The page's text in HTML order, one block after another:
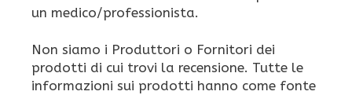
un medico/professionista.
Non siamo i Produttori o Fornitori dei
prodotti di cui trovi la recensione. Tutte le
informazioni sui prodotti hanno come fonte